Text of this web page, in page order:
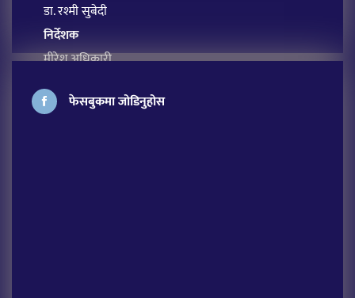
डा. रश्मी सुबेदी
निर्देशक
मीरेश अधिकारी
प्रबन्ध सम्पादक
सावित्रा आचार्य
फेसबुकमा जोडिनुहोस